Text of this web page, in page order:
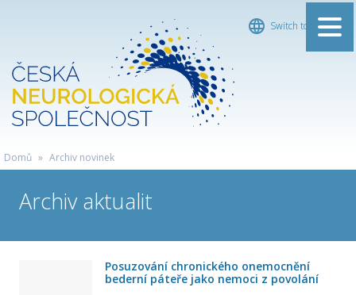
Switch to English
NEUROLOGICKÁ
SPOLEČNOST
Domů » Archiv novinek
Archiv aktualit
Posuzování chronického onemocnění
bederní páteře jako nemoci z povolání